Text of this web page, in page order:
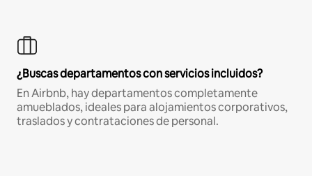
¿Buscas departamentos con servicios incluidos?
En Airbnb, hay departamentos completamente
amueblados, ideales para alojamientos corporativos,
traslados y contrataciones de personal.